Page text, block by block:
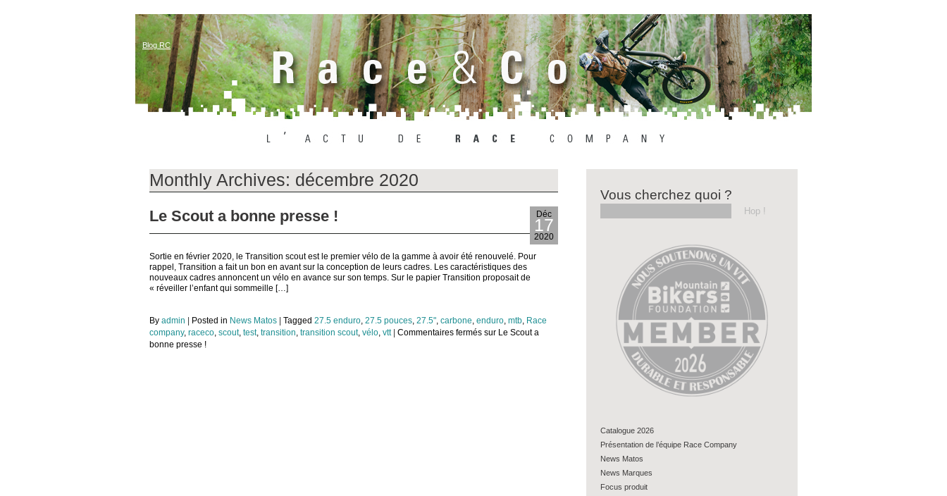
Blog RC
Monthly Archives: décembre 2020
Déc
17
2020
Le Scout a bonne presse !
Sortie en février 2020, le Transition scout est le premier vélo de la gamme à avoir été renouvelé. Pour
rappel, Transition a fait un bon en avant sur la conception de leurs cadres. Les caractéristiques des
nouveaux cadres annoncent un vélo en avance sur son temps. Sur le papier Transition proposait de
« réveiller l’enfant qui sommeille […]
By admin Posted in News Matos Tagged 27.5 enduro, 27.5 pouces, 27.5", carbone, enduro, mtb, Race
company, raceco, scout, test, transition, transition scout, vélo, vtt Commentaires fermés sur Le Scout a
bonne presse !
Vous cherchez quoi ?
Catalogue 2026
Présentation de l’équipe Race Company
News Matos
News Marques
Focus produit